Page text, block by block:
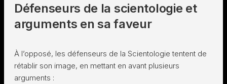
Défenseurs de la scientologie et
arguments en sa faveur
À l’opposé, les défenseurs de la Scientologie tentent de
rétablir son image, en mettant en avant plusieurs
arguments :